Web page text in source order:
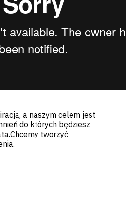
a naszym celem jest
do których będziesz
tworzyć